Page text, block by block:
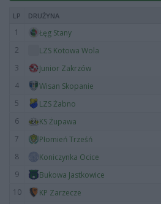
LP DRUŻYNA
1 Łęg Stany
2
LZS Kotowa Wola
3
Junior Zakrzów
4
Wisan Skopanie
5
LZS Żabno
6
KS Żupawa
7
Płomień Trześń
8
Koniczynka Ocice
9
Bukowa Jastkowice
10
KP Zarzecze